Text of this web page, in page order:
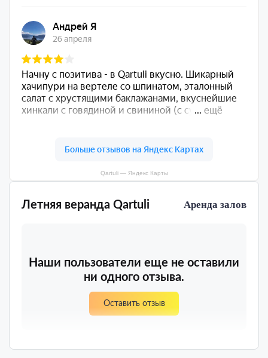
Летняя веранда Qartuli Аренда залов
Наши пользователи еще не оставили
ни одного отзыва.
Оставить отзыв
Qartuli — Яндекс Карты